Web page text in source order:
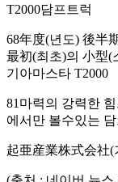
T2000담프트럭
68年度(년도) 後半
最初(최초)의 小型(
기아마스타 T2000
81마력의 강력한
에서만 볼수있는
起亜産業株式会社